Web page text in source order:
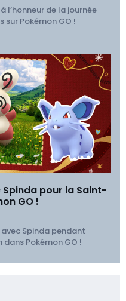
l’honneur de la journée
Pokémon GO !
Spinda pour la Saint-
GO !
avec Spinda pendant
Pokémon GO !